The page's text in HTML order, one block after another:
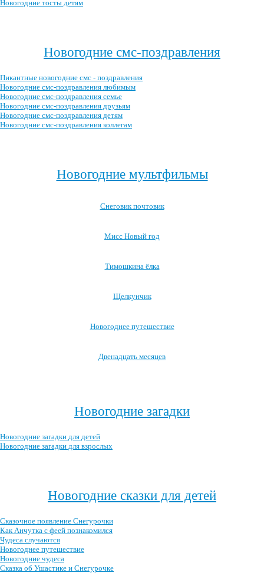
Новогодние тосты детям
Новогодние смс-поздравления
Пикантные новогодние смс - поздравления
Новогодние смс-поздравления любимым
Новогодние смс-поздравления семье
Новогодние смс-поздравления друзьям
Новогодние смс-поздравления детям
Новогодние смс-поздравления коллегам
Новогодние мультфильмы
Снеговик почтовик
Мисс Новый год
Тимошкина ёлка
Щелкунчик
Новогоднее путешествие
Двенадцать месяцев
Новогодние загадки
Новогодние загадки для детей
Новогодние загадки для взрослых
Новогодние сказки для детей
Сказочное появление Снегурочки
Как Анчутка с феей познакомился
Чудеса случаются
Новогоднее путешествие
Новогодние чудеса
Сказка об Ушастике и Снегурочке